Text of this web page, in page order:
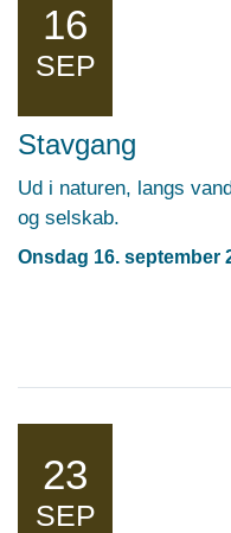
16
SEP
Stavgang
Ud i naturen, langs
og selskab.
Onsdag 16. september
23
SEP